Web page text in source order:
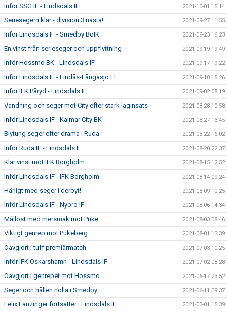
Inför SSG IF - Lindsdals IF 2021-10-01 15:14
Seriesegern klar - division 3 nästa! 2021-09-27 11:55
Inför Lindsdals IF - Smedby BoIK 2021-09-23 16:23
En vinst från serieseger och uppflyttning 2021-09-19 19:49
Inför Hossmo BK - Lindsdals IF 2021-09-17 19:22
Inför Lindsdals IF - Lindås-Långasjö FF 2021-09-10 15:26
Inför IFK Påryd - Lindsdals IF 2021-09-02 08:19
Vändning och seger mot City efter stark laginsats 2021-08-28 10:58
Inför Lindsdals IF - Kalmar City BK 2021-08-27 13:45
Blytung seger efter drama i Ruda 2021-08-22 16:02
Inför Ruda IF - Lindsdals IF 2021-08-20 22:37
Klar vinst mot IFK Borgholm 2021-08-15 12:52
Inför Lindsdals IF - IFK Borgholm 2021-08-14 09:24
Härligt med seger i derbyt! 2021-08-09 10:25
Inför Lindsdals IF - Nybro IF 2021-08-06 14:34
Mållöst med mersmak mot Puke 2021-08-03 08:46
Viktigt genrep mot Pukeberg 2021-08-01 13:39
Oavgjort i tuff premiärmatch 2021-07-03 10:25
Inför IFK Oskarshamn - Lindsdals IF 2021-07-02 08:28
Oavgjort i genrepet mot Hossmo 2021-06-17 23:52
Seger och hållen nolla i Smedby 2021-06-11 09:37
Felix Lanzinger fortsätter i Lindsdals IF 2021-03-01 15:39